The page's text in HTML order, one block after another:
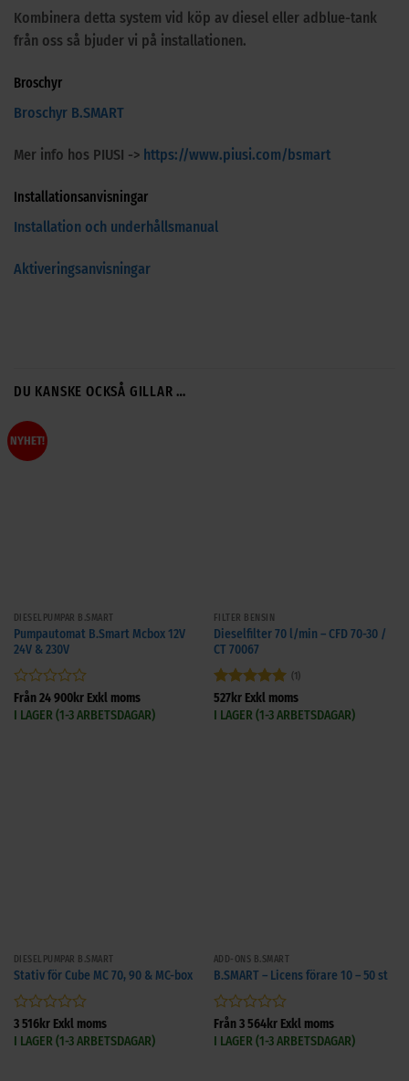
Kombinera detta system vid köp av diesel eller adblue-tank
från oss så bjuder vi på installationen.
Broschyr
Broschyr B.SMART
Mer info hos PIUSI -> https://www.piusi.com/bsmart
Installationsanvisningar
Installation och underhållsmanual
Aktiveringsanvisningar
DU KANSKE OCKSÅ GILLAR …
NYHET!
DIESELPUMPAR B.SMART
Pumpautomat B.Smart Mcbox 12V
24V & 230V
Betygsatt
0
Från24 900krExkl moms
I LAGER (1-3 ARBETSDAGAR)
FILTER BENSIN
Dieselfilter 70 l/min – CFD 70-30 /
CT 70067
Betygsatt5
av 5
(1)
527krExkl moms
I LAGER (1-3 ARBETSDAGAR)
DIESELPUMPAR B.SMART
Stativ för Cube MC 70, 90 & MC-box
Betygsatt
0
3 516krExkl moms
I LAGER (1-3 ARBETSDAGAR)
ADD-ONS B.SMART
B.SMART – Licens förare 10 – 50 st
Betygsatt
0
Från3 564krExkl moms
I LAGER (1-3 ARBETSDAGAR)